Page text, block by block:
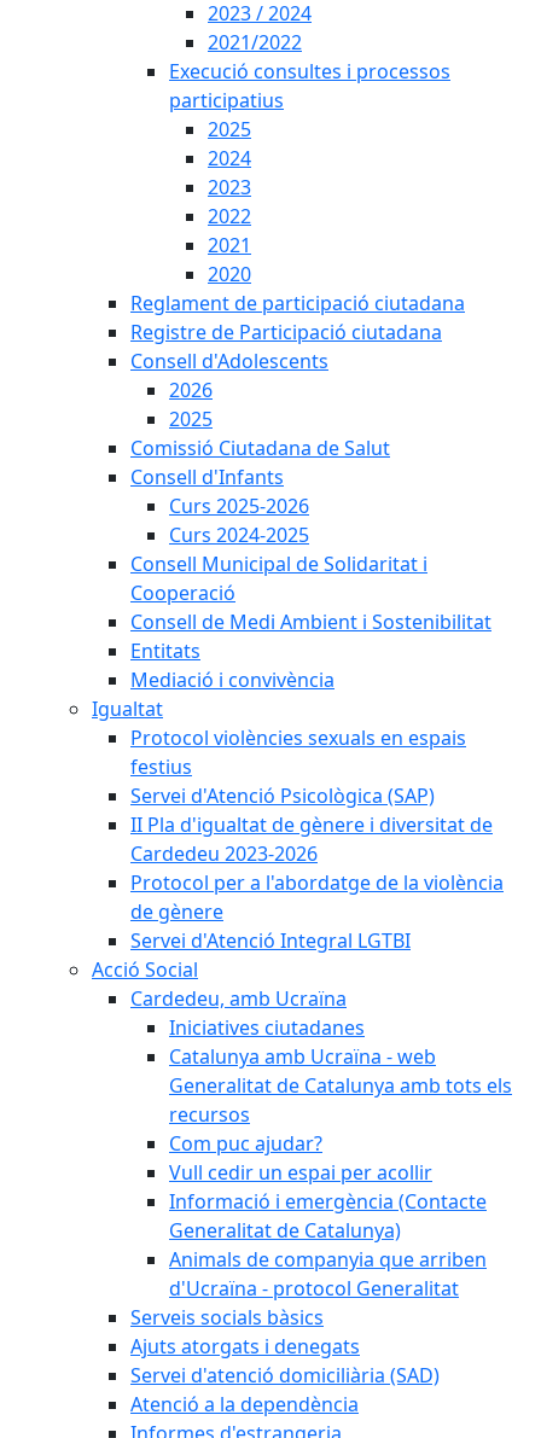
2023 / 2024
2021/2022
Execució consultes i processos
participatius
2025
2024
2023
2022
2021
2020
Reglament de participació ciutadana
Registre de Participació ciutadana
Consell d'Adolescents
2026
2025
Comissió Ciutadana de Salut
Consell d'Infants
Curs 2025-2026
Curs 2024-2025
Consell Municipal de Solidaritat i
Cooperació
Consell de Medi Ambient i Sostenibilitat
Entitats
Mediació i convivència
Igualtat
Protocol violències sexuals en espais
festius
Servei d'Atenció Psicològica (SAP)
II Pla d'igualtat de gènere i diversitat de
Cardedeu 2023-2026
Protocol per a l'abordatge de la violència
de gènere
Servei d'Atenció Integral LGTBI
Acció Social
Cardedeu, amb Ucraïna
Iniciatives ciutadanes
Catalunya amb Ucraïna - web
Generalitat de Catalunya amb tots els
recursos
Com puc ajudar?
Vull cedir un espai per acollir
Informació i emergència (Contacte
Generalitat de Catalunya)
Animals de companyia que arriben
d'Ucraïna - protocol Generalitat
Serveis socials bàsics
Ajuts atorgats i denegats
Servei d'atenció domiciliària (SAD)
Atenció a la dependència